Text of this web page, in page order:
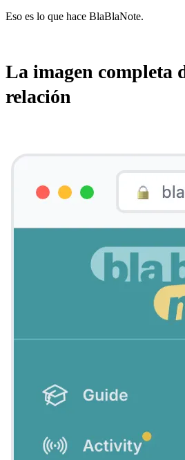
Eso es lo que hace BlaBlaNote.
La imagen completa
relación